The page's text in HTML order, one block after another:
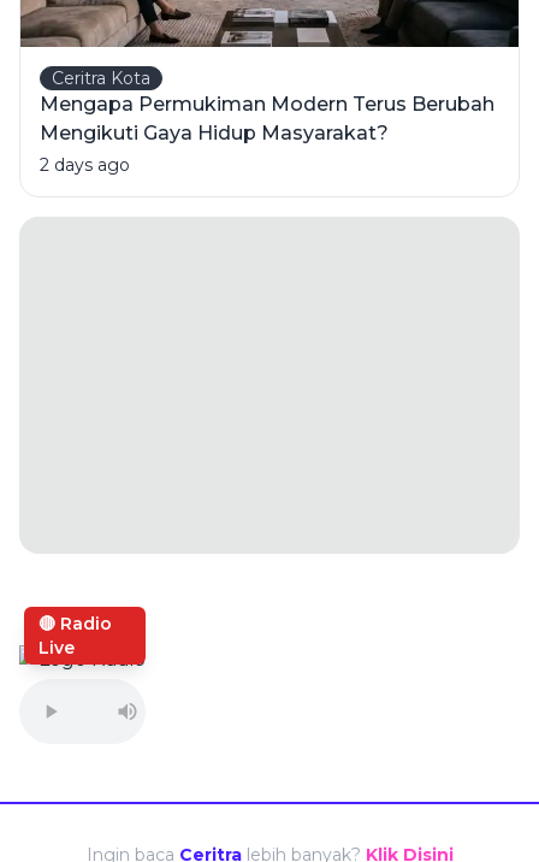
Ceritra Kota
Mengapa Permukiman Modern Terus Berubah
Mengikuti Gaya Hidup Masyarakat?
2 days ago
🔴 Radio
Live
Ingin baca Ceritra lebih banyak? Klik Disini